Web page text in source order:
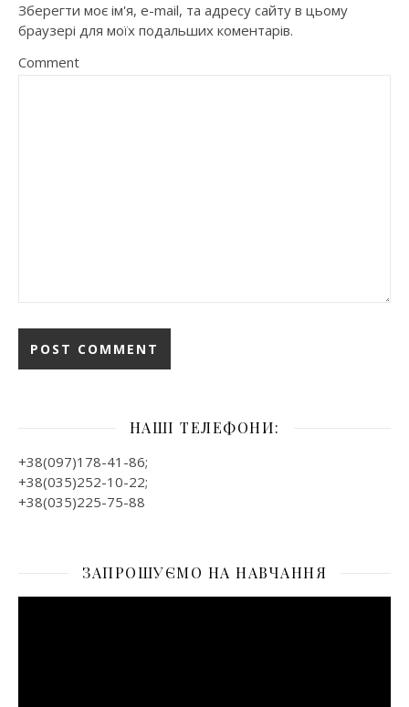
Зберегти моє ім'я, e-mail, та адресу сайту в цьому
браузері для моїх подальших коментарів.
Comment
НАШІ ТЕЛЕФОНИ:
+38(097)178-41-86;
+38(035)252-10-22;
+38(035)225-75-88
ЗАПРОШУЄМО НА НАВЧАННЯ